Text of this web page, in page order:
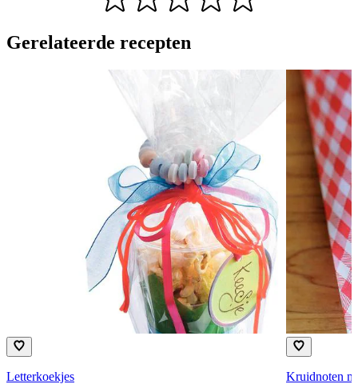
Gerelateerde recepten
Letterkoekjes
Kruidnoten